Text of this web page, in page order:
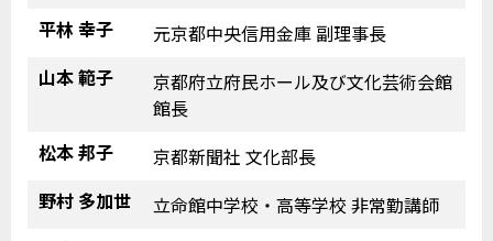
平林 幸子
元京都中央信用金庫 副理事長
山本 範子
京都府立府民ホール及び文化芸術会館
館長
松本 邦子
京都新聞社 文化部長
野村 多加世
立命館中学校・高等学校 非常勤講師